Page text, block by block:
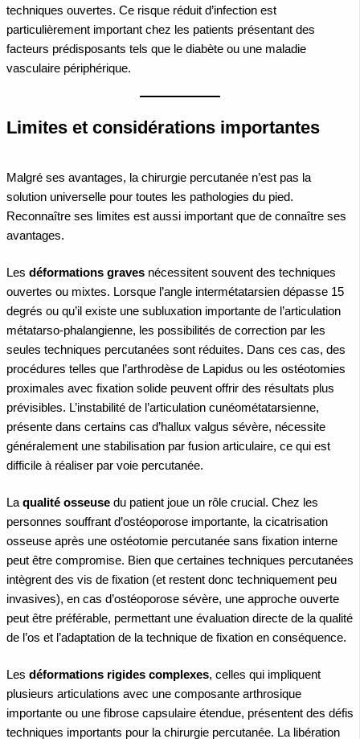
techniques ouvertes. Ce risque réduit d’infection est
particulièrement important chez les patients présentant des
facteurs prédisposants tels que le diabète ou une maladie
vasculaire périphérique.
Limites et considérations importantes
Malgré ses avantages, la chirurgie percutanée n’est pas la
solution universelle pour toutes les pathologies du pied.
Reconnaître ses limites est aussi important que de connaître ses
avantages.
Les déformations graves nécessitent souvent des techniques
ouvertes ou mixtes. Lorsque l’angle intermétatarsien dépasse 15
degrés ou qu’il existe une subluxation importante de l’articulation
métatarso-phalangienne, les possibilités de correction par les
seules techniques percutanées sont réduites. Dans ces cas, des
procédures telles que l’arthrodèse de Lapidus ou les ostéotomies
proximales avec fixation solide peuvent offrir des résultats plus
prévisibles. L’instabilité de l’articulation cunéométatarsienne,
présente dans certains cas d’hallux valgus sévère, nécessite
généralement une stabilisation par fusion articulaire, ce qui est
difficile à réaliser par voie percutanée.
La qualité osseuse du patient joue un rôle crucial. Chez les
personnes souffrant d’ostéoporose importante, la cicatrisation
osseuse après une ostéotomie percutanée sans fixation interne
peut être compromise. Bien que certaines techniques percutanées
intègrent des vis de fixation (et restent donc techniquement peu
invasives), en cas d’ostéoporose sévère, une approche ouverte
peut être préférable, permettant une évaluation directe de la qualité
de l’os et l’adaptation de la technique de fixation en conséquence.
Les déformations rigides complexes, celles qui impliquent
plusieurs articulations avec une composante arthrosique
importante ou une fibrose capsulaire étendue, présentent des défis
techniques importants pour la chirurgie percutanée. La libération